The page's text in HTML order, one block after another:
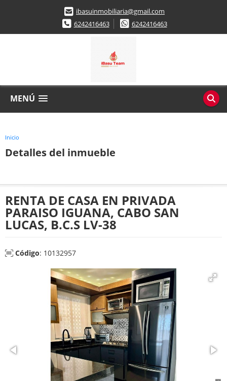
ibasuinmobiliaria@gmail.com
6242416463
6242416463
MENÚ
Inicio
Detalles del inmueble
RENTA DE CASA EN PRIVADA
PARAISO IGUANA, CABO SAN
LUCAS, B.C.S LV-38
Código: 10132957